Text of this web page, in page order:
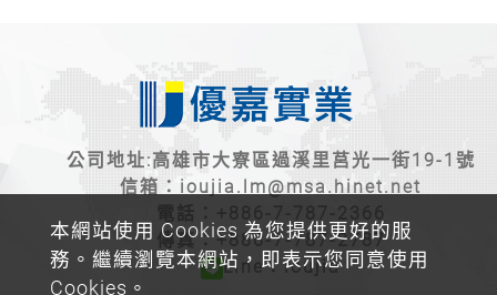
本網站使用 Cookies 為您提供更好的服
務。繼續瀏覽本網站，即表示您同意使用
Cookies。
公司地址:高雄市大寮區過溪里莒光一街19-1號
信箱： ioujia.lm@msa.hinet.net
電話： +886-7-787-2366
傳真：+886-7-787-2787
Line：ioujia